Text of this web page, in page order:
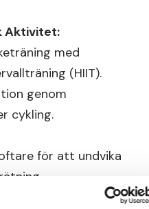
Aktivitet:
med
(HIIT).
genom
cykling.
för att undvika
tallrikar för att skapa